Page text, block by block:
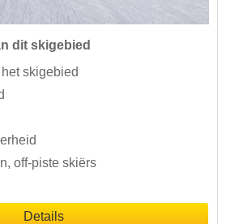
dit skigebied
skigebied
off-piste skiërs
Details